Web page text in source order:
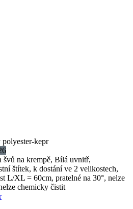
polyester-kepr
švů na krempě, Bílá uvnitř,
štítek, k dostání ve 2 velikostech,
L/XL = 60cm, pratelné na 30°, nelze
chemicky čistit